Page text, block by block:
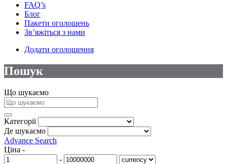
FAQ’s
Блог
Пакети оголошень
Зв’яжіться з нами
Додати оголошення
Пошук
Що шукаємо
Категорії
Де шукаємо
Advance Search
Ціна -
-